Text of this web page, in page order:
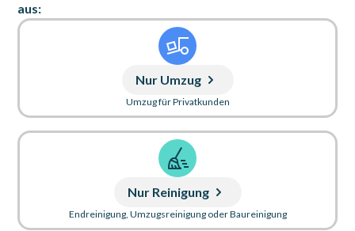
aus:
Nur Umzug
Umzug für Privatkunden
Nur Reinigung
Endreinigung, Umzugsreinigung oder Baureinigung